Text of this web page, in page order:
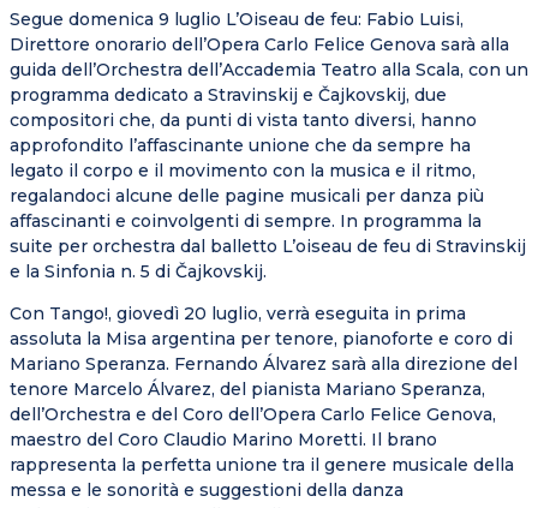
Segue domenica 9 luglio L’Oiseau de feu: Fabio Luisi,
Direttore onorario dell’Opera Carlo Felice Genova sarà alla
guida dell’Orchestra dell’Accademia Teatro alla Scala, con un
programma dedicato a Stravinskij e Čajkovskij, due
compositori che, da punti di vista tanto diversi, hanno
approfondito l’affascinante unione che da sempre ha
legato il corpo e il movimento con la musica e il ritmo,
regalandoci alcune delle pagine musicali per danza più
affascinanti e coinvolgenti di sempre. In programma la
suite per orchestra dal balletto L’oiseau de feu di Stravinskij
e la Sinfonia n. 5 di Čajkovskij.
Con Tango!, giovedì 20 luglio, verrà eseguita in prima
assoluta la Misa argentina per tenore, pianoforte e coro di
Mariano Speranza. Fernando Álvarez sarà alla direzione del
tenore Marcelo Álvarez, del pianista Mariano Speranza,
dell’Orchestra e del Coro dell’Opera Carlo Felice Genova,
maestro del Coro Claudio Marino Moretti. Il brano
rappresenta la perfetta unione tra il genere musicale della
messa e le sonorità e suggestioni della danza